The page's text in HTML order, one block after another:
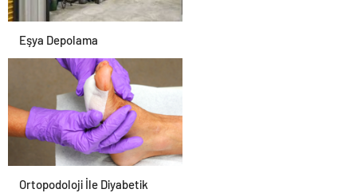
Eşya Depolama
Ortopodoloji İle Diyabetik